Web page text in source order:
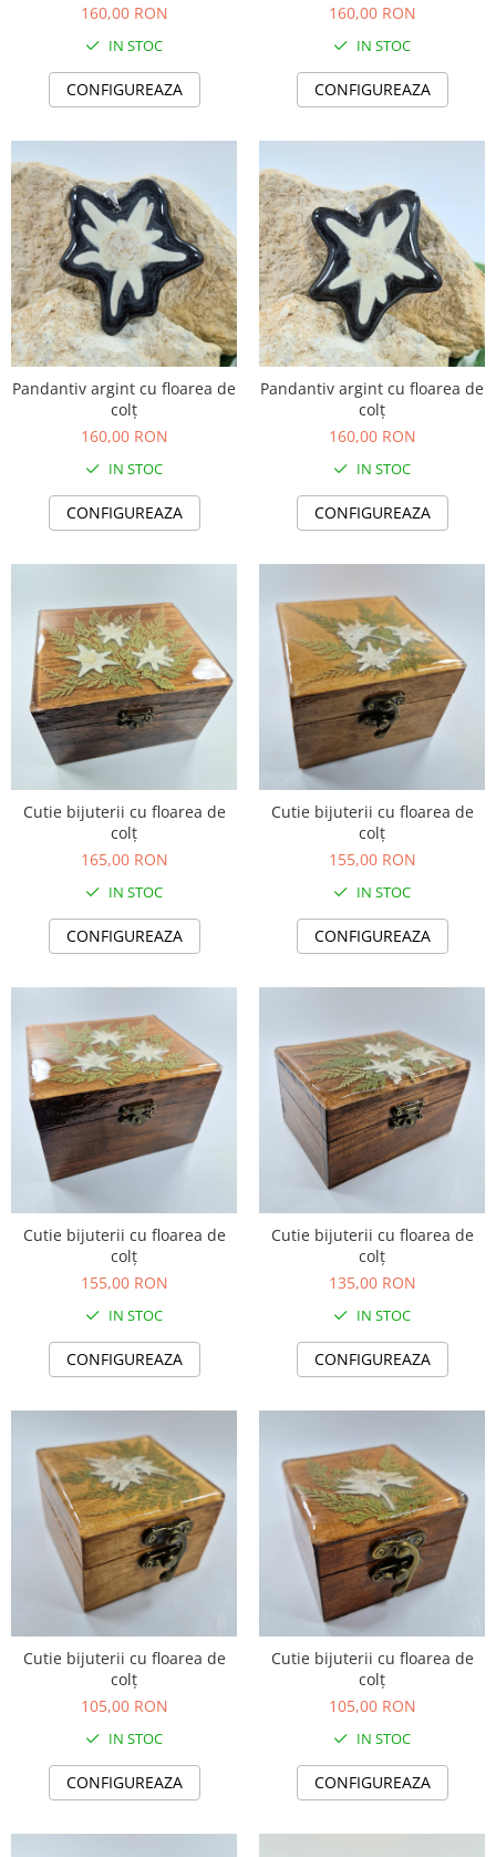
160,00 RON
IN STOC
CONFIGUREAZA
160,00 RON
IN STOC
CONFIGUREAZA
Pandantiv argint cu floarea de
colț
160,00 RON
IN STOC
CONFIGUREAZA
Pandantiv argint cu floarea de
colț
160,00 RON
IN STOC
CONFIGUREAZA
Cutie bijuterii cu floarea de
colț
165,00 RON
IN STOC
CONFIGUREAZA
Cutie bijuterii cu floarea de
colț
155,00 RON
IN STOC
CONFIGUREAZA
Cutie bijuterii cu floarea de
colț
155,00 RON
IN STOC
CONFIGUREAZA
Cutie bijuterii cu floarea de
colț
135,00 RON
IN STOC
CONFIGUREAZA
Cutie bijuterii cu floarea de
colț
105,00 RON
IN STOC
CONFIGUREAZA
Cutie bijuterii cu floarea de
colț
105,00 RON
IN STOC
CONFIGUREAZA